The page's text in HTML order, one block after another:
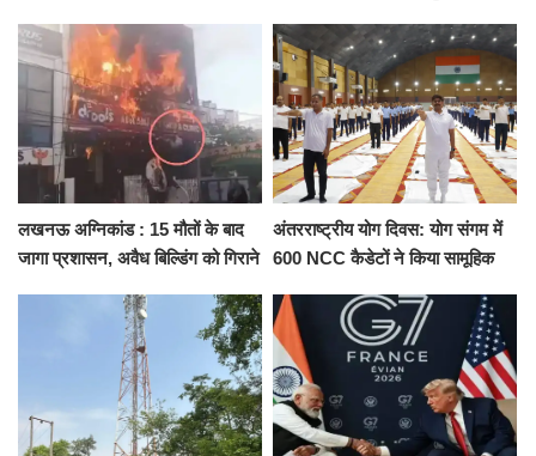
को नहीं...
किराया
लखनऊ अग्निकांड : 15 मौतों के बाद
जागा प्रशासन, अवैध बिल्डिंग को गिराने
अंतरराष्ट्रीय योग दिवस: योग संगम में
600 NCC कैडेटों ने किया सामूहिक
संकल्प